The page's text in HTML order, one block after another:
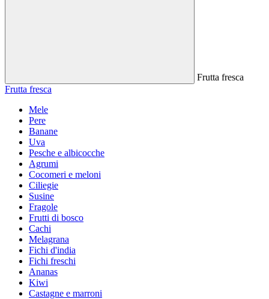
Frutta fresca
Frutta fresca
Mele
Pere
Banane
Uva
Pesche e albicocche
Agrumi
Cocomeri e meloni
Ciliegie
Susine
Fragole
Frutti di bosco
Cachi
Melagrana
Fichi d'india
Fichi freschi
Ananas
Kiwi
Castagne e marroni